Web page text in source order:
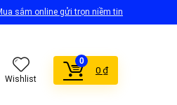
sắm online gửi trọn niềm tin
Wishlist
0
0 ₫